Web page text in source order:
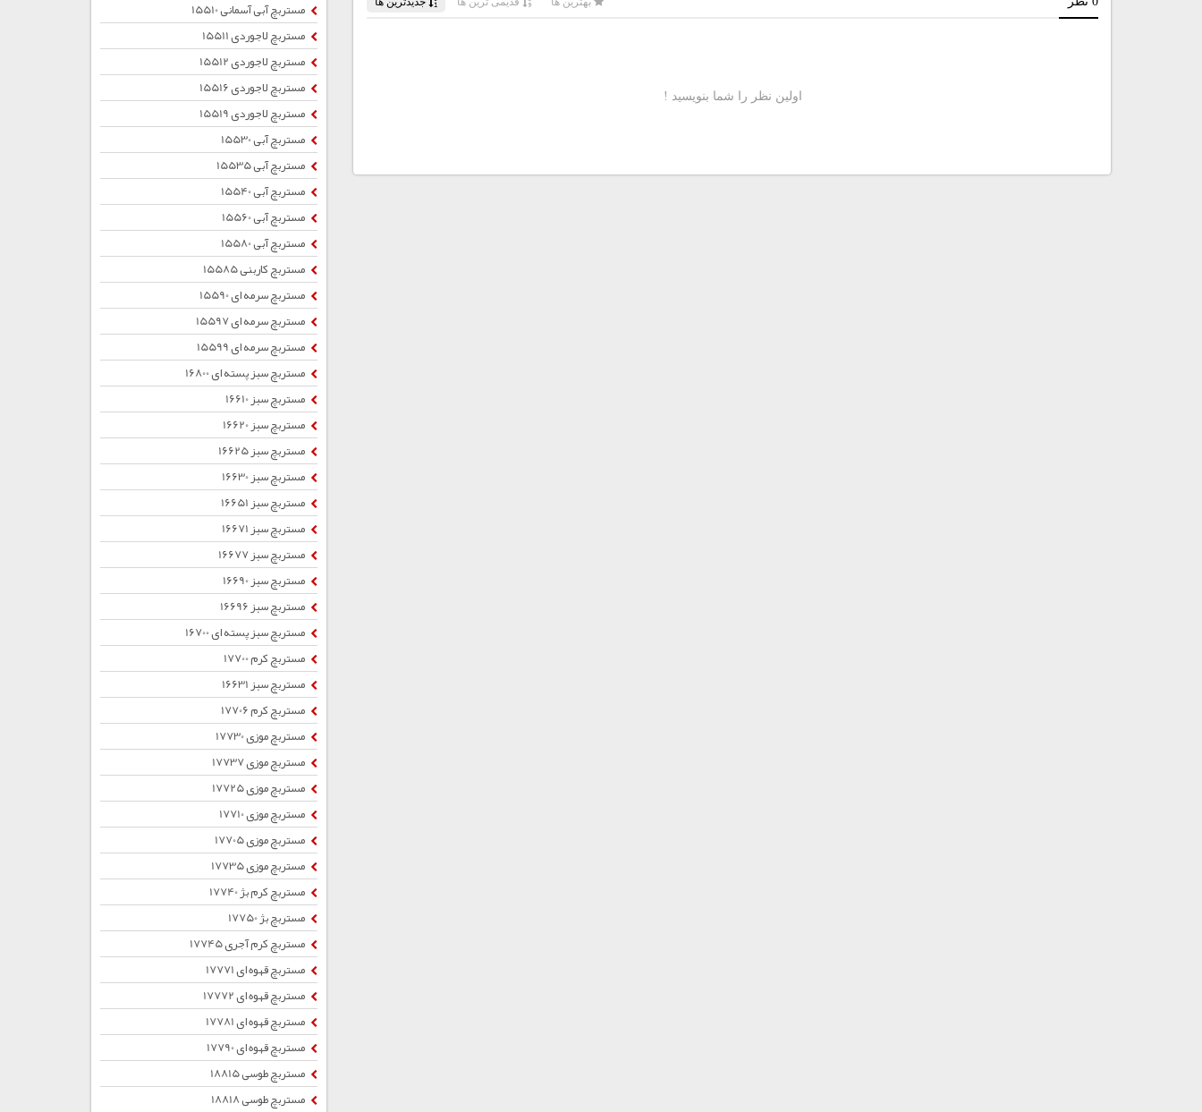
مستربچ آبی آسمانی 15510
مستربچ لاجوردی 15511
مستربچ لاجوردی 15512
مستربچ لاجوردی 15516
مستربچ لاجوردی 15519
مستربچ آبی 15530
مستربچ آبی 15535
مستربچ آبی 15540
مستربچ آبی 15560
مستربچ آبی 15580
مستربچ کاربنی 15585
مستربچ سرمه ای 15590
مستربچ سرمه ای 15597
مستربچ سرمه ای 15599
مستربچ سبز پسته ای 16800
مستربچ سبز 16610
مستربچ سبز 16620
مستربچ سبز 16625
مستربچ سبز 16630
مستربچ سبز 16651
مستربچ سبز 16671
مستربچ سبز 16677
مستربچ سبز 16690
مستربچ سبز 16696
مستربچ سبز پسته ای 16700
مستربچ کرم 17700
مستربچ سبز 16631
مستربچ کرم 17706
مستربچ موزی 17730
مستربچ موزی 17737
مستربچ موزی 17725
مستربچ موزی 17710
مستربچ موزی 17705
مستربچ موزی 17735
مستربچ کرم بژ 17740
مستربچ بژ 17750
مستربچ کرم آجری 17745
مستربچ قهوه ای 17771
مستربچ قهوه ای 17772
مستربچ قهوه ای 17781
مستربچ قهوه ای 17790
مستربچ طوسی 18815
مستربچ طوسی 18818